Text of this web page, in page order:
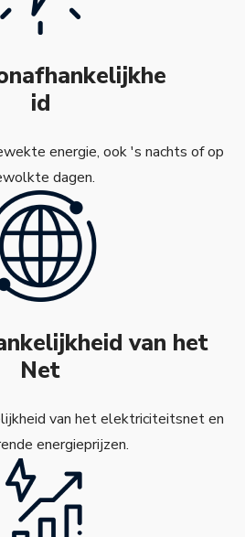
id
energie, ook 's nachts of op
dagen.
van het
Net
van het elektriciteitsnet en
energieprijzen.